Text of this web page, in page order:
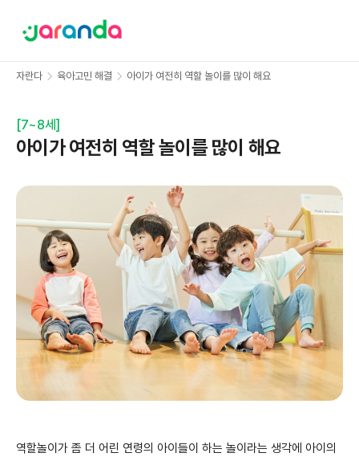
자란다 육아고민 해결 아이가 여전히 역할 놀이를 많이 해요
[7~8세 ]
아이가 여전히 역할 놀이를 많이 해요
역할놀이가 좀 더 어린 연령의 아이들이 하는 놀이라는 생각에 아이의